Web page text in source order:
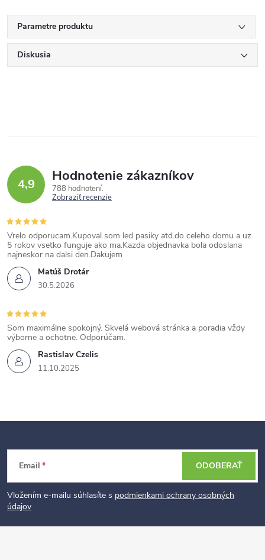
Parametre produktu
Diskusia
4,9 Hodnotenie zákazníkov
788 hodnotení
Zobraziť recenzie
Matúš Drotár
30.5.2026
Vrelo odporucam.Kupoval som led pasiky atd.do celeho domu a uz
5 rokov vsetko funguje ako ma.Kazda objednavka bola odoslana
najneskor na dalsi den.Dakujem
Rastislav Czelis
11.10.2025
Som maximálne spokojný. Skvelá webová stránka a poradia vždy
výborne a ochotne. Odporúčam.
t
Email
Vložením e-mailu súhlasíte s podmienkami ochrany osobných
údajov
ODOBERAŤ